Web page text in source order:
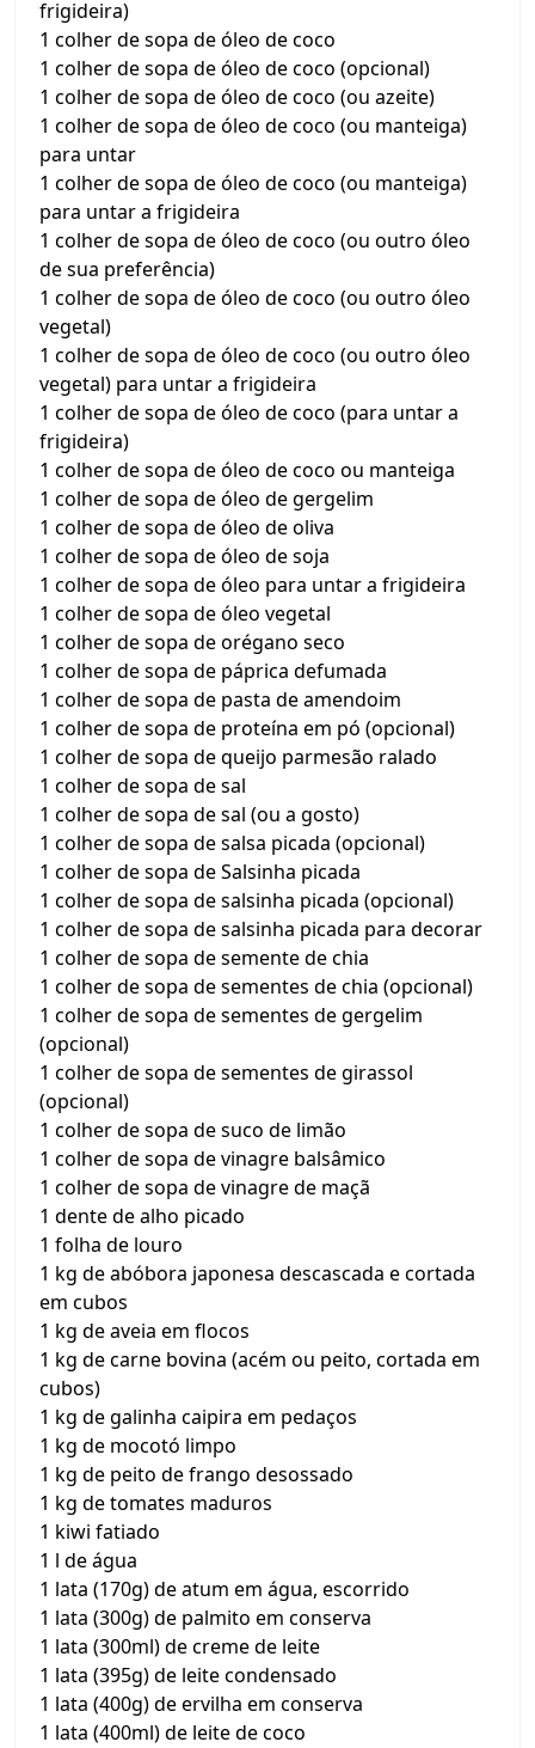
frigideira)
1 colher de sopa de óleo de coco
1 colher de sopa de óleo de coco (opcional)
1 colher de sopa de óleo de coco (ou azeite)
1 colher de sopa de óleo de coco (ou manteiga)
para untar
1 colher de sopa de óleo de coco (ou manteiga)
para untar a frigideira
1 colher de sopa de óleo de coco (ou outro óleo
de sua preferência)
1 colher de sopa de óleo de coco (ou outro óleo
vegetal)
1 colher de sopa de óleo de coco (ou outro óleo
vegetal) para untar a frigideira
1 colher de sopa de óleo de coco (para untar a
frigideira)
1 colher de sopa de óleo de coco ou manteiga
1 colher de sopa de óleo de gergelim
1 colher de sopa de óleo de oliva
1 colher de sopa de óleo de soja
1 colher de sopa de óleo para untar a frigideira
1 colher de sopa de óleo vegetal
1 colher de sopa de orégano seco
1 colher de sopa de páprica defumada
1 colher de sopa de pasta de amendoim
1 colher de sopa de proteína em pó (opcional)
1 colher de sopa de queijo parmesão ralado
1 colher de sopa de sal
1 colher de sopa de sal (ou a gosto)
1 colher de sopa de salsa picada (opcional)
1 colher de sopa de Salsinha picada
1 colher de sopa de salsinha picada (opcional)
1 colher de sopa de salsinha picada para decorar
1 colher de sopa de semente de chia
1 colher de sopa de sementes de chia (opcional)
1 colher de sopa de sementes de gergelim
(opcional)
1 colher de sopa de sementes de girassol
(opcional)
1 colher de sopa de suco de limão
1 colher de sopa de vinagre balsâmico
1 colher de sopa de vinagre de maçã
1 dente de alho picado
1 folha de louro
1 kg de abóbora japonesa descascada e cortada
em cubos
1 kg de aveia em flocos
1 kg de carne bovina (acém ou peito, cortada em
cubos)
1 kg de galinha caipira em pedaços
1 kg de mocotó limpo
1 kg de peito de frango desossado
1 kg de tomates maduros
1 kiwi fatiado
1 l de água
1 lata (170g) de atum em água, escorrido
1 lata (300g) de palmito em conserva
1 lata (300ml) de creme de leite
1 lata (395g) de leite condensado
1 lata (400g) de ervilha em conserva
1 lata (400ml) de leite de coco